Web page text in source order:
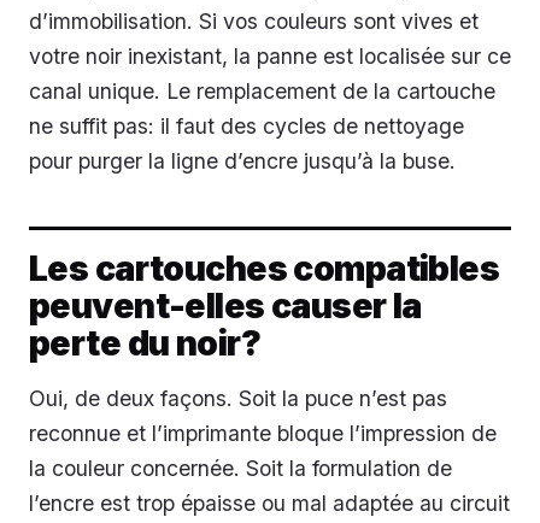
d’immobilisation. Si vos couleurs sont vives et
votre noir inexistant, la panne est localisée sur ce
canal unique. Le remplacement de la cartouche
ne suffit pas: il faut des cycles de nettoyage
pour purger la ligne d’encre jusqu’à la buse.
Les cartouches compatibles
peuvent-elles causer la
perte du noir?
Oui, de deux façons. Soit la puce n’est pas
reconnue et l’imprimante bloque l’impression de
la couleur concernée. Soit la formulation de
l’encre est trop épaisse ou mal adaptée au circuit